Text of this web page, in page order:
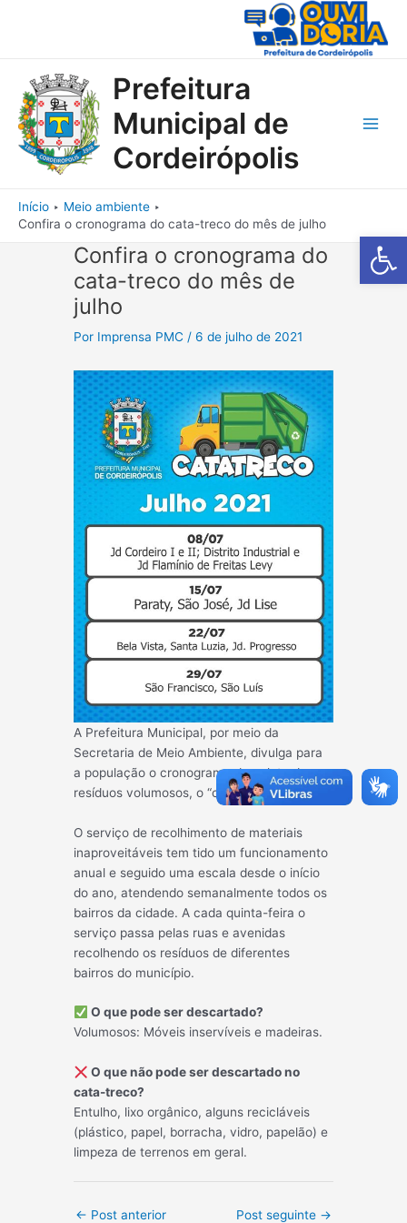
Barra de
Prefeitura
Municipal de
Cordeirópolis
Início
Meio ambiente
Confira o cronograma do cata-treco do mês de julho
Confira o cronograma do
cata-treco do mês de
julho
Por Imprensa PMC /6 de julho de 2021
A Prefeitura Municipal, por meio da
Secretaria de Meio Ambiente, divulga para
a população o cronograma de coleta de
resíduos volumosos, o “cata-treco”.
O serviço de recolhimento de materiais
inaproveitáveis tem tido um funcionamento
anual e seguido uma escala desde o início
do ano, atendendo semanalmente todos os
bairros da cidade. A cada quinta-feira o
serviço passa pelas ruas e avenidas
recolhendo os resíduos de diferentes
bairros do município.
O que pode ser descartado?
Volumosos: Móveis inservíveis e madeiras.
O que não pode ser descartado no
cata-treco?
Entulho, lixo orgânico, alguns recicláveis
(plástico, papel, borracha, vidro, papelão) e
limpeza de terrenos em geral.
Post
← Post anterior Post seguinte →